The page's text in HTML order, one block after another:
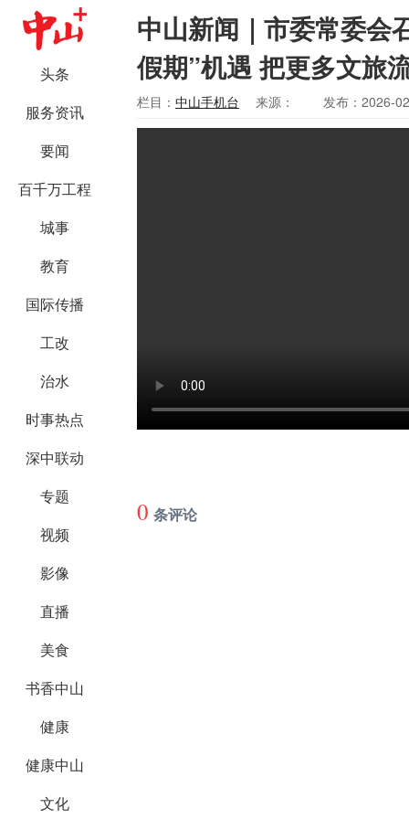
头条
服务资讯
要闻
百千万工程
城事
教育
国际传播
工改
治水
时事热点
深中联动
专题
视频
影像
直播
美食
书香中山
健康
健康中山
文化
中山新闻｜市委常委会
假期”机遇 把更多文旅
栏目： 中山手机台 来源： 发布：2026-
0 条评论